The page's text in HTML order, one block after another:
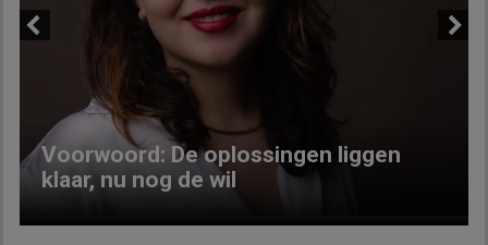
Voorwoord: De oplossingen liggen
klaar, nu nog de wil